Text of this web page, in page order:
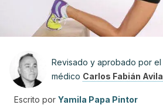
Revisado y aprobado por el
médico Carlos Fabián Avila
Escrito por Yamila Papa Pintor